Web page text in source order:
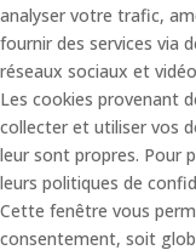
analyser votre trafic,
fournir des services via
réseaux sociaux et
Les cookies provenant
collecter et utiliser vos
leur sont propres. Pour
leurs politiques de
Cette fenêtre vous
consentement, soit